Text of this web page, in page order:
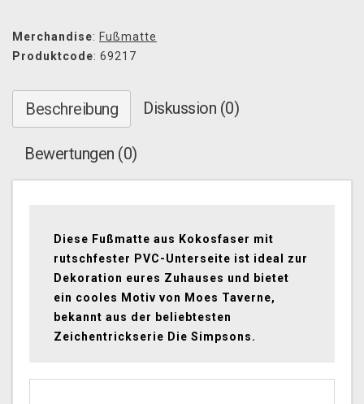
Merchandise: Fußmatte
Produktcode: 69217
Beschreibung Diskussion (0)
Bewertungen (0)
Diese Fußmatte aus Kokosfaser mit
rutschfester PVC-Unterseite ist ideal zur
Dekoration eures Zuhauses und bietet
ein cooles Motiv von Moes Taverne,
bekannt aus der beliebtesten
Zeichentrickserie Die Simpsons.